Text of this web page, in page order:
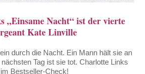
„Einsame Nacht“ ist der vierte
Kate Linville
durch die Nacht. Ein Mann hält sie an
Tag ist sie tot. Charlotte Links
Bestseller-Check!